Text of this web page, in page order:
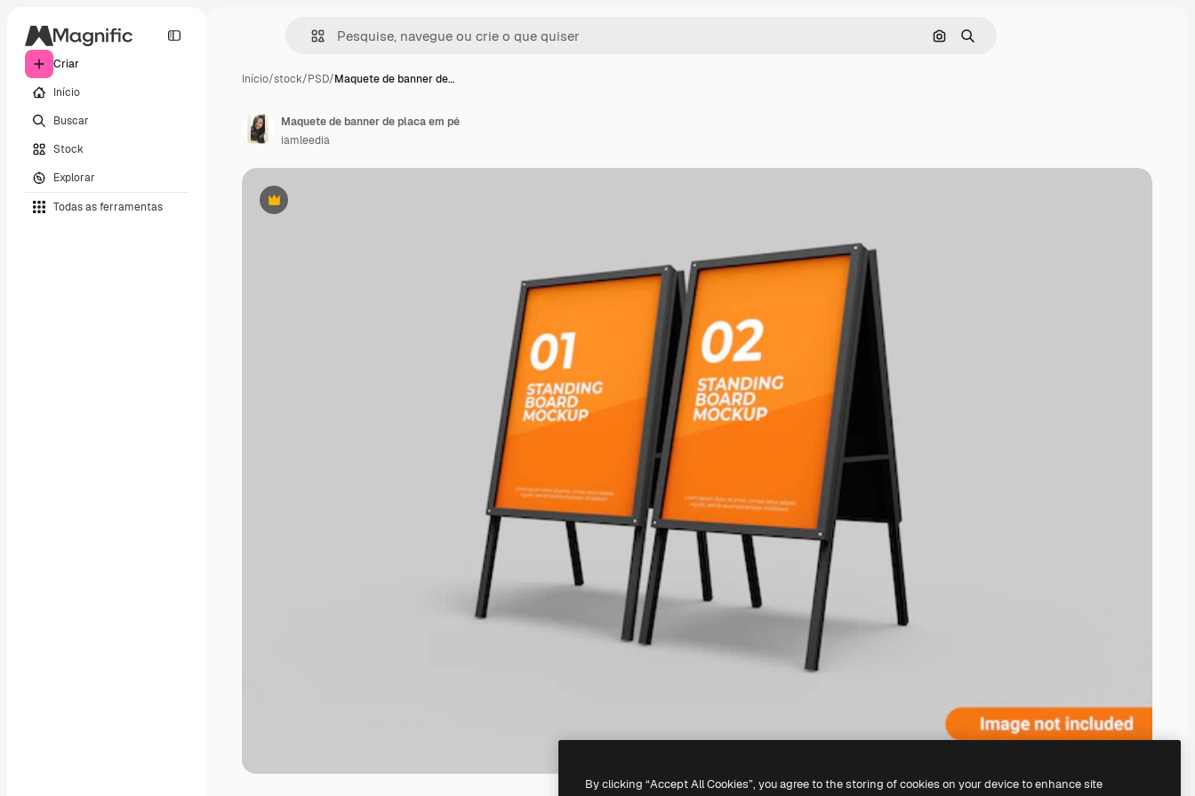
Criar
Início
Buscar
Stock
Explorar
Todas as ferramentas
Pesquisar por imagem
Buscar
Início/stock/PSD/Maquete de banner de…
Premium
Maquete de banner de placa em pé
iamleedia
By clicking “Accept All Cookies”, you agree to the storing of cookies on your device to enhance site